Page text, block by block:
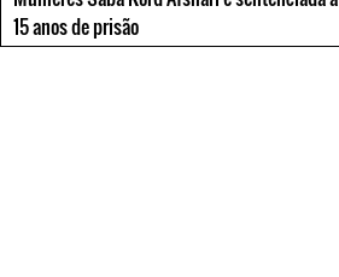
15 anos de prisão